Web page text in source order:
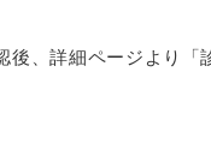
、詳細ページより「